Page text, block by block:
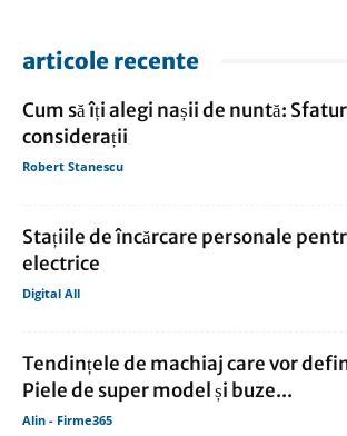
articole recente
Cum să îți alegi nașii de nuntă:
considerații
Robert Stanescu
Stațiile de încărcare personale
electrice
Digital All
Tendințele de machiaj care vor
Piele de super model și buze...
Alin - Firme365